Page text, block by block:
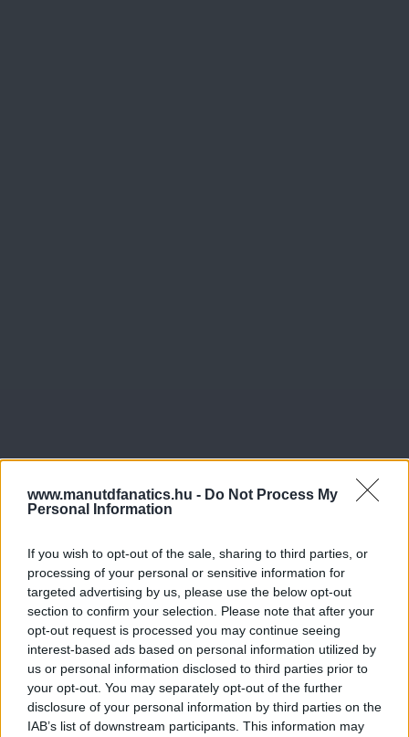
www.manutdfanatics.hu - Do Not Process My
Personal Information
If you wish to opt-out of the sale, sharing to third parties, or
processing of your personal or sensitive information for
targeted advertising by us, please use the below opt-out
section to confirm your selection. Please note that after your
opt-out request is processed you may continue seeing
interest-based ads based on personal information utilized by
us or personal information disclosed to third parties prior to
your opt-out. You may separately opt-out of the further
disclosure of your personal information by third parties on the
IAB’s list of downstream participants. This information may